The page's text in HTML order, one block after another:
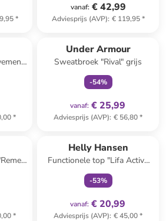
*
vanaf: € 42,99
Adviesprijs (AVP): € 119,95*
*
Under Armour
Sweatbroek "Rival" grijs
-54%
vanaf: € 25,99
Adviesprijs (AVP): € 56,80*
*
Helly Hansen
Functionele top "Lifa Active
Solen" wit
-53%
vanaf: € 20,99
Adviesprijs (AVP): € 45,00*